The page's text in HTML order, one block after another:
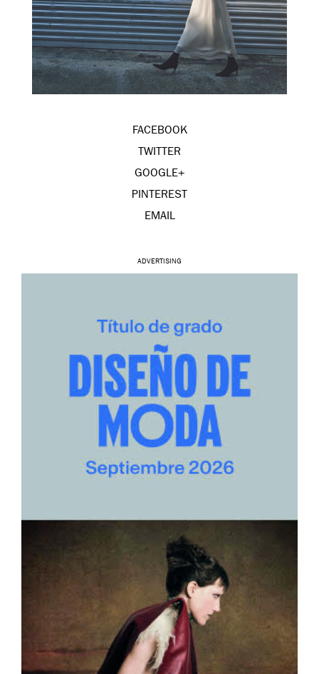
FACEBOOK
TWITTER
GOOGLE+
PINTEREST
EMAIL
ADVERTISING